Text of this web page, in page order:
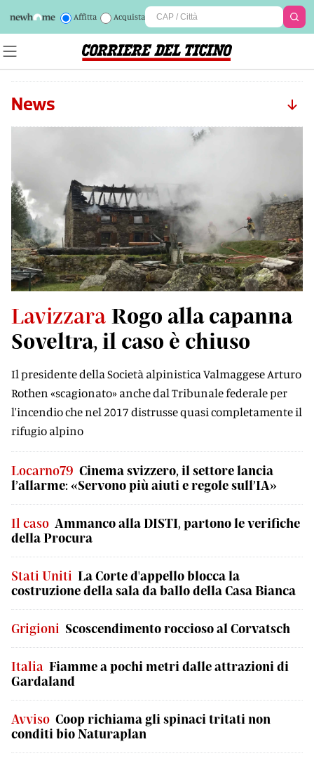
Affitta Acquista
News
Lavizzara Rogo alla capanna
Soveltra, il caso è chiuso
Il presidente della Società alpinistica Valmaggese Arturo
Rothen «scagionato» anche dal Tribunale federale per
l'incendio che nel 2017 distrusse quasi completamente il
rifugio alpino
Locarno79 Cinema svizzero, il settore lancia
l’allarme: «Servono più aiuti e regole sull’IA»
Il caso Ammanco alla DISTI, partono le verifiche
della Procura
Stati Uniti La Corte d'appello blocca la
costruzione della sala da ballo della Casa Bianca
Grigioni Scoscendimento roccioso al Corvatsch
Italia Fiamme a pochi metri dalle attrazioni di
Gardaland
Avviso Coop richiama gli spinaci tritati non
conditi bio Naturaplan